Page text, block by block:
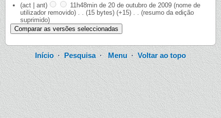
(act | ant)
11h48min de 20 de outubro de 2009 (nome de
utilizador removido)
(15 bytes) (+15)
(resumo da edição
suprimido)
Início · Pesquisa·Menu ·Voltar ao topo